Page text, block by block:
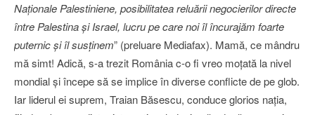
Naţionale Palestiniene, posibilitatea reluării negocierilor directe
între Palestina şi Israel, lucru pe care noi îl încurajăm foarte
puternic şi îl susţinem” (preluare Mediafax). Mamă, ce mândru
mă simt! Adică, s-a trezit România c-o fi vreo moţată la nivel
mondial şi începe să se implice în diverse conflicte de pe glob.
Iar liderul ei suprem, Traian Băsescu, conduce glorios naţia,